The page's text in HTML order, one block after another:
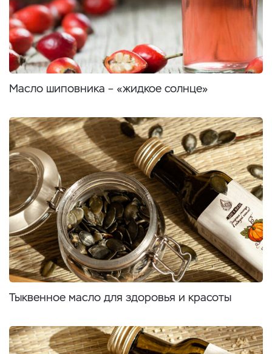
Масло шиповника – «жидкое солнце»
Тыквенное масло для здоровья и красоты